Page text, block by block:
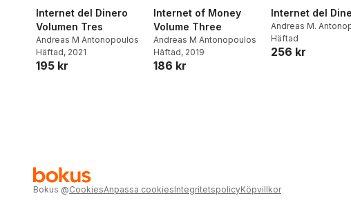
Internet del Dinero
Volumen Tres
Andreas M Antonopoulos
Häftad, 2021
195 kr
Internet of Money
Volume Three
Andreas M Antonopoulos
Häftad, 2019
186 kr
Internet del
Andreas M.
Häftad
256 kr
Bokus @CookiesAnpassa cookiesIntegritetspolicyKöpvillkor